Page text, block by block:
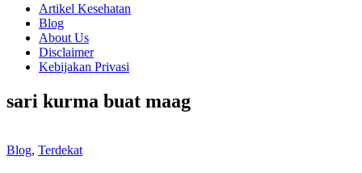
Artikel Kesehatan
Blog
About Us
Disclaimer
Kebijakan Privasi
sari kurma buat maag
Blog, Terdekat